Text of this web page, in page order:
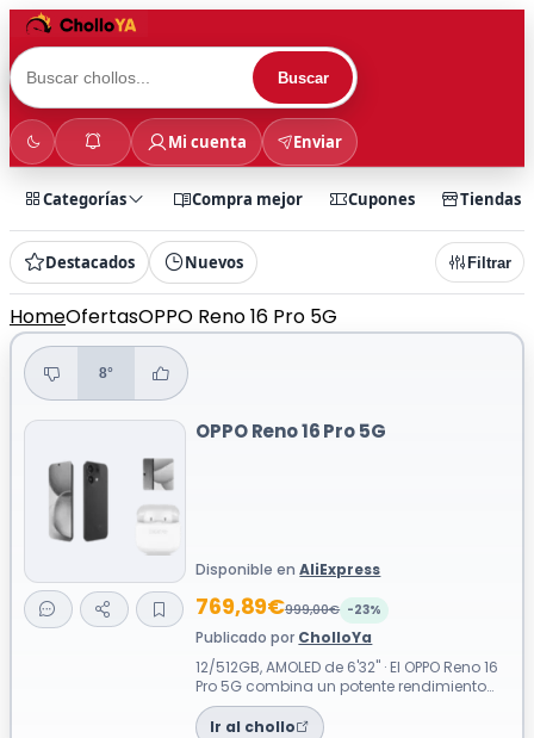
Buscar
Mi cuenta Enviar
Categorías Compra mejor Cupones Tiendas
Destacados Nuevos Filtrar
HomeOfertasOPPO Reno 16 Pro 5G
8°
OPPO Reno 16 Pro 5G
Disponible enAliExpress
769,89€999,00€ -23%
Publicado por CholloYa
12/512GB, AMOLED de 6'32" · El OPPO Reno 16
Pro 5G combina un potente rendimiento
con una pantalla AMOLED de 6,32 pul...
Ir al chollo